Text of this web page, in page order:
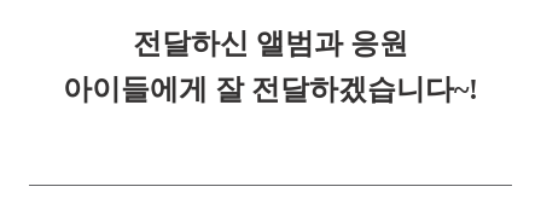
전달하신 앨범과 응원
아이들에게 잘 전달하겠습니다~!